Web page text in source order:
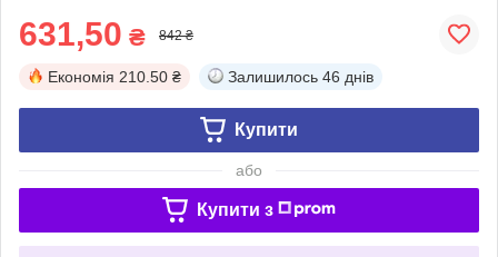
631,50 ₴ 842 ₴
Економія 210.50 ₴ Залишилось 46 днів
Купити
або
Купити з